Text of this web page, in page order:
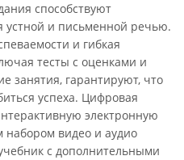
способствуют
и письменной речью.
и гибкая
тесты с оценками и
занятия, гарантируют, что
успеха. Цифровая
электронную
набором видео и аудио
с дополнительными